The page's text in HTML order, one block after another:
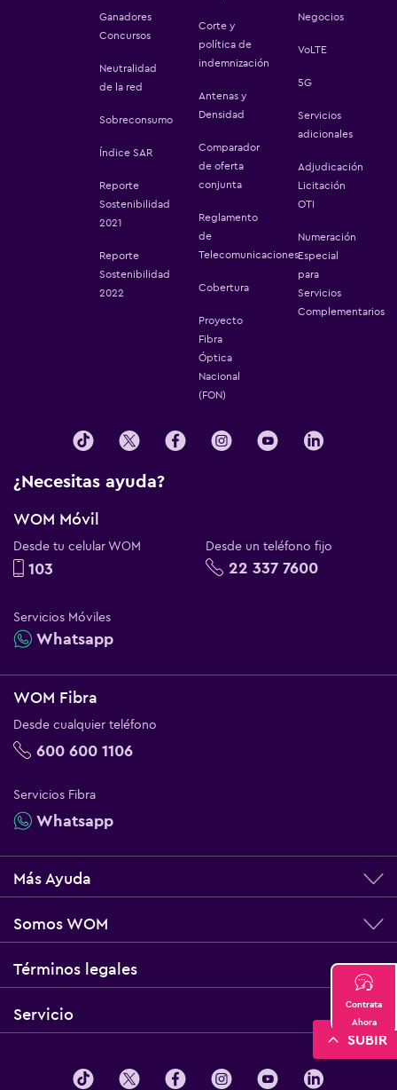
Ganadores
Concursos
Neutralidad
de la red
Sobreconsumo
Índice SAR
Reporte
Sostenibilidad
2021
Reporte
Sostenibilidad
2022
Corte y
política de
indemnización
Antenas y
Densidad
Comparador
de oferta
conjunta
Reglamento
de
Telecomunicaciones
Cobertura
Proyecto
Fibra
Óptica
Nacional
(FON)
Negocios
VoLTE
5G
Servicios
adicionales
Adjudicación
Licitación
OTI
Numeración
Especial
para
Servicios
Complementarios
SUBIR
¿Necesitas ayuda?
WOM Móvil
Desde tu celular WOM
103
Desde un teléfono fijo
22 337 7600
Servicios Móviles
Whatsapp
WOM Fibra
Desde cualquier teléfono
600 600 1106
Servicios Fibra
Whatsapp
Más Ayuda
Somos WOM
Términos legales
Servicio
Contrata
Ahora